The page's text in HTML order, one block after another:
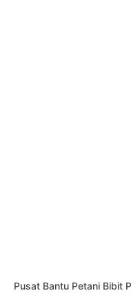
Pusat Bantu Petani Bibit